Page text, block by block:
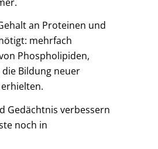
an Proteinen und
mehrfach
Phospholipiden,
Bildung neuer
Gedächtnis verbessern
noch in